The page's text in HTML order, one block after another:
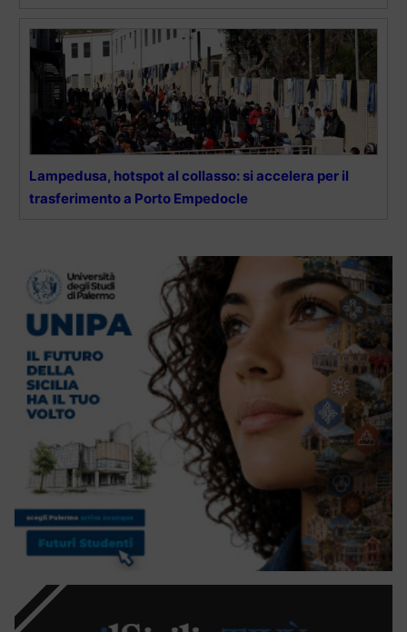
Lampedusa, hotspot al collasso: si accelera per il
trasferimento a Porto Empedocle